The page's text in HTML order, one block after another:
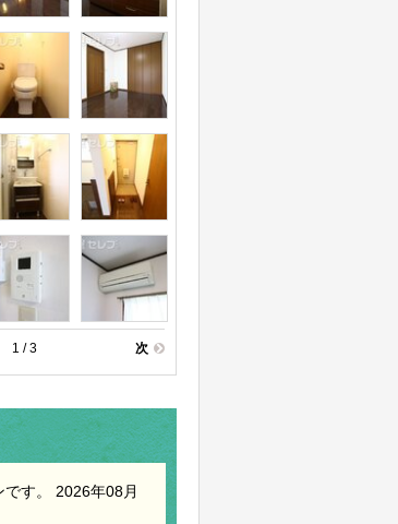
1 / 3 次
す。 2026年08月